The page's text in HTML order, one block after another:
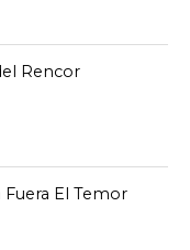
Rencor
El Temor